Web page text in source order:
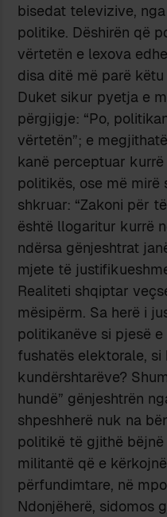
bisedat televizive,
politike. Dëshirën që
vërtetën e lexova
disa ditë më parë këtu
Duket sikur pyetja e
përgjigje: “Po,
vërtetën”; e
kanë perceptuar
politikës, ose më
shkruar: “Zakoni për
është llogaritur kurrë
ndërsa gënjeshtrat
mjete të
Realiteti shqiptar
mësipërm. Sa herë i
politikanëve si pjesë
fushatës elektorale,
kundërshtarëve?
hundë” gënjeshtrën
shpeshherë nuk na
politikë të gjithë
militantë që e
përfundimtare, në
Ndonjëherë, sidomos